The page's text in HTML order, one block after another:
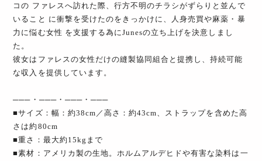
コの ファレスへ訪れた際、行方不明のチラシがずらりと並んで
いること に衝撃を受けたのをきっかけに、人身売買や麻薬・暴
力に悩む女性 を支援する為にJunesの立ち上げを決意しまし
た。
彼女はファレスの女性だけの縫製協同組合と提携し、持続可能
な収入を提供しています。
───・───・───・───
■サイズ：幅：約38cm／高さ：約43cm、ストラップを含めた高
さは約80cm
■重さ：最大約15kgまで
■素材：アメリカ製の生地。ホルムアルデヒドや有害な染料は一